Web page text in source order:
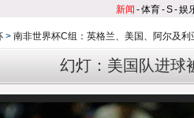
新闻 -体育-S-娱
> 南非世界杯C组：英格兰、美国、阿尔及利
幻灯：美国队进球